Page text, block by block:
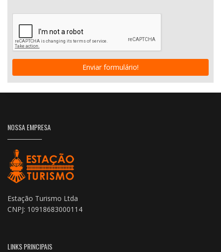
Enviar formulário!
NOSSA EMPRESA
Estação Turismo Ltda
CNPJ: 10918683000114
LINKS PRINCIPAIS